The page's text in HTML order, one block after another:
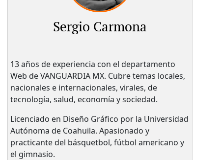
Sergio Carmona
13 años de experiencia con el departamento
Web de VANGUARDIA MX. Cubre temas locales,
nacionales e internacionales, virales, de
tecnología, salud, economía y sociedad.
Licenciado en Diseño Gráfico por la Universidad
Autónoma de Coahuila. Apasionado y
practicante del básquetbol, fútbol americano y
el gimnasio.